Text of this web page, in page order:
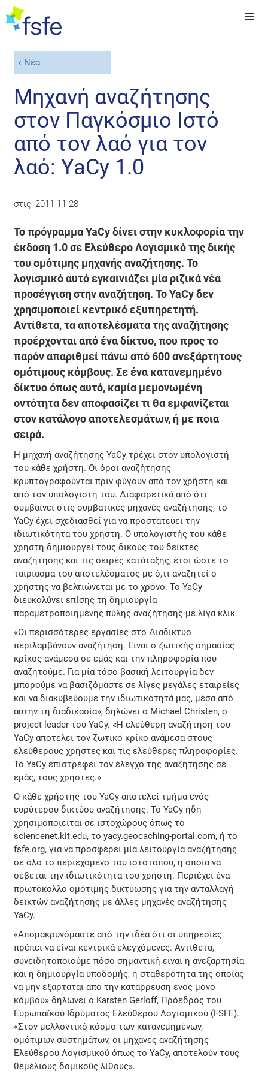
Νέα
Μηχανή αναζήτησης
στον Παγκόσμιο Ιστό
από τον λαό για τον
λαό: YaCy 1.0
στις: 2011-11-28
Το πρόγραμμα YaCy δίνει στην κυκλοφορία την
έκδοση 1.0 σε Ελεύθερο Λογισμικό της δικής
του ομότιμης μηχανής αναζήτησης. Το
λογισμικό αυτό εγκαινιάζει μία ριζικά νέα
προσέγγιση στην αναζήτηση. Το YaCy δεν
χρησιμοποιεί κεντρικό εξυπηρετητή.
Αντίθετα, τα αποτελέσματα της αναζήτησης
προέρχονται από ένα δίκτυο, που προς το
παρόν απαριθμεί πάνω από 600 ανεξάρτητους
ομότιμους κόμβους. Σε ένα κατανεμημένο
δίκτυο όπως αυτό, καμία μεμονωμένη
οντότητα δεν αποφασίζει τι θα εμφανίζεται
στον κατάλογο αποτελεσμάτων, ή με ποια
σειρά.
Η μηχανή αναζήτησης YaCy τρέχει στον υπολογιστή
του κάθε χρήστη. Οι όροι αναζήτησης
κρυπτογραφούνται πριν φύγουν από τον χρήστη και
από τον υπολογιστή του. Διαφορετικά από ότι
συμβαίνει στις συμβατικές μηχανές αναζήτησης, το
YaCy έχει σχεδιασθεί για να προστατεύει την
ιδιωτικότητα του χρήστη. Ο υπολογιστής του κάθε
χρήστη δημιουργεί τους δικούς του δείκτες
αναζήτησης και τις σειρές κατάταξης, έτσι ώστε το
ταίριασμα του αποτελέσματος με ό,τι αναζητεί ο
χρήστης να βελτιώνεται με το χρόνο. Το YaCy
διευκολύνει επίσης τη δημιουργία
παραμετροποιημένης πύλης αναζήτησης με λίγα κλικ.
«Οι περισσότερες εργασίες στο Διαδίκτυο
περιλαμβάνουν αναζήτηση. Είναι ο ζωτικής σημασίας
κρίκος ανάμεσα σε εμάς και την πληροφορία που
αναζητούμε. Για μία τόσο βασική λειτουργία δεν
μπορούμε να βασιζόμαστε σε λίγες μεγάλες εταιρείες
και να διακυβεύουμε την ιδιωτικότητά μας, μέσα από
αυτήν τη διαδικασία», δηλώνει ο Michael Christen, ο
project leader του YaCy. «Η ελεύθερη αναζήτηση του
YaCy αποτελεί τον ζωτικό κρίκο ανάμεσα στους
ελεύθερους χρήστες και τις ελεύθερες πληροφορίες.
Το YaCy επιστρέφει τον έλεγχο της αναζήτησης σε
εμάς, τους χρήστες.»
Ο κάθε χρήστης του YaCy αποτελεί τμήμα ενός
ευρύτερου δικτύου αναζήτησης. Το YaCy ήδη
χρησιμοποιείται σε ιστοχώρους όπως το
sciencenet.kit.edu, το yacy.geocaching-portal.com, ή το
fsfe.org, για να προσφέρει μία λειτουργία αναζήτησης
σε όλο το περιεχόμενο του ιστότοπου, η οποία να
σέβεται την ιδιωτικότητα του χρήστη. Περιέχει ένα
πρωτόκολλο ομότιμης δικτύωσης για την ανταλλαγή
δεικτών αναζήτησης με άλλες μηχανές αναζήτησης
YaCy.
«Απομακρυνόμαστε από την ιδέα ότι οι υπηρεσίες
πρέπει να είναι κεντρικά ελεγχόμενες. Αντίθετα,
συνειδητοποιούμε πόσο σημαντική είναι η ανεξαρτησία
και η δημιουργία υποδομής, η σταθερότητα της οποίας
να μην εξαρτάται από την κατάρρευση ενός μόνο
κόμβου» δηλώνει ο Karsten Gerloff, Πρόεδρος του
Ευρωπαϊκού Ιδρύματος Ελεύθερου Λογισμικού (FSFE).
«Στον μελλοντικό κόσμο των κατανεμημένων,
ομότιμων συστημάτων, οι μηχανές αναζήτησης
Ελεύθερου Λογισμικού όπως το YaCy, αποτελούν τους
θεμέλιους δομικούς λίθους».